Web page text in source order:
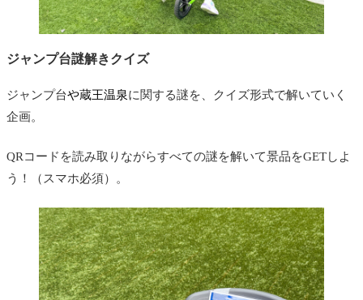
ジャンプ台謎解きクイズ
ジャンプ台や蔵王温泉に関する謎を、クイズ形式で解いていく
企画。
QRコードを読み取りながらすべての謎を解いて景品をGETしよ
う！（スマホ必須）。